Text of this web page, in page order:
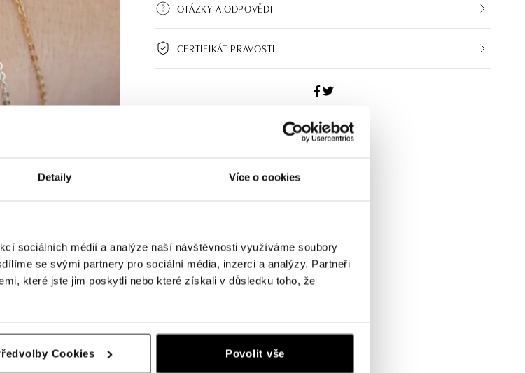
Detaily Více o cookies
sociálních médií a analýze naší návštěvnosti využíváme soubory
se svými partnery pro sociální média, inzerci a analýzy. Partneři
které jste jim poskytli nebo které získali v důsledku toho, že
Cookies Povolit vše
OTÁZKY A ODPOVĚDI
CERTIFIKÁT PRAVOSTI